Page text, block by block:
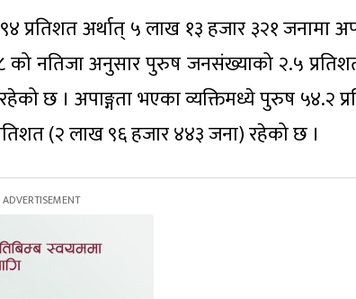
अर्थात् ५ लाख १३ हजार ३२१ जनामा
को नतिजा अनुसार पुरुष जनसंख्याको २.५
छ । अपाङ्गता भएका व्यक्तिमध्ये पुरुष ५४.२
(२ लाख ९६ हजार ४४३ जना) रहेको छ ।